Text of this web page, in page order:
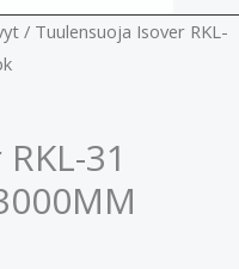
/ Tuulensuoja Isover RKL-
31